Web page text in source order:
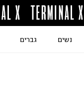
נשים גברים